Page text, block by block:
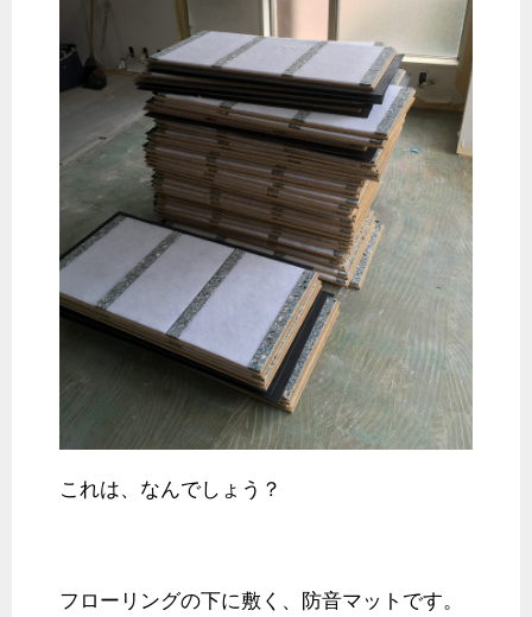
これは、なんでしょう？
フローリングの下に敷く、防音マットです。